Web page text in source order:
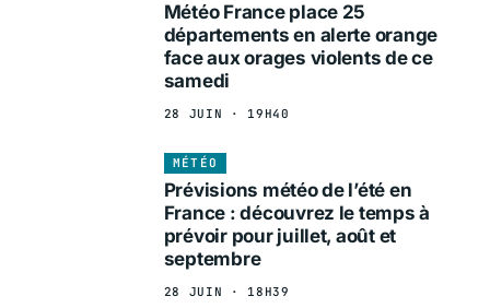
Météo France place 25
départements en alerte orange
face aux orages violents de ce
samedi
28 JUIN · 19H40
MÉTÉO
Prévisions météo de l’été en
France : découvrez le temps à
prévoir pour juillet, août et
septembre
28 JUIN · 18H39